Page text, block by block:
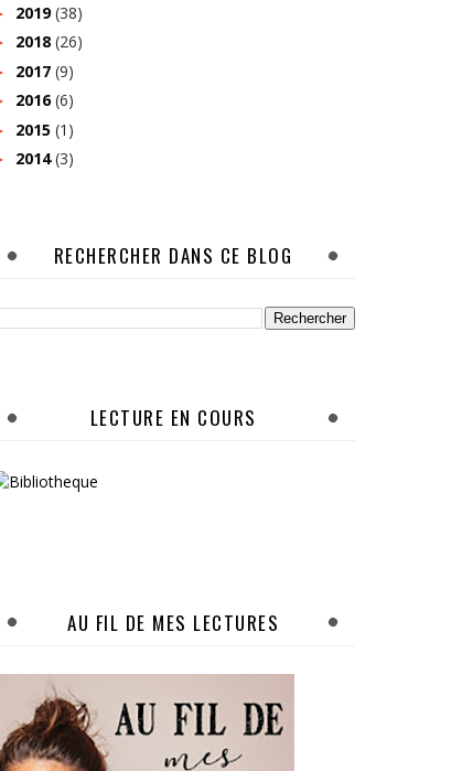
2019(38)
2018 (26)
2017 (9)
2016(6)
2015 (1)
2014(3)
RECHERCHER DANS CE BLOG
LECTURE EN COURS
AU FIL DE MES LECTURES